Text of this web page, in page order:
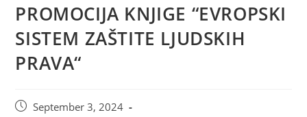
PROMOCIJA KNJIGE “EVROPSKI
SISTEM ZAŠTITE LJUDSKIH
PRAVA“
September 3, 2024